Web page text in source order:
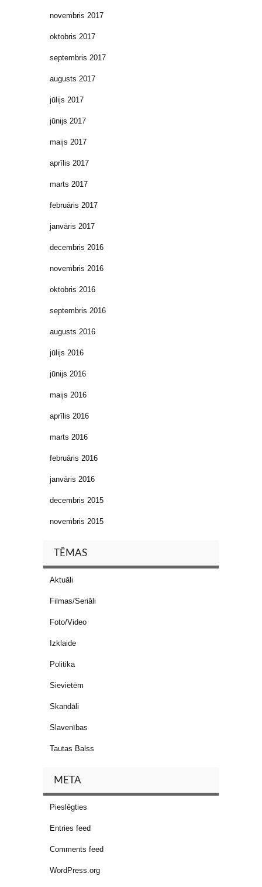
novembris 2017
oktobris 2017
septembris 2017
augusts 2017
jūlijs 2017
jūnijs 2017
maijs 2017
aprīlis 2017
marts 2017
februāris 2017
janvāris 2017
decembris 2016
novembris 2016
oktobris 2016
septembris 2016
augusts 2016
jūlijs 2016
jūnijs 2016
maijs 2016
aprīlis 2016
marts 2016
februāris 2016
janvāris 2016
decembris 2015
novembris 2015
TĒMAS
Aktuāli
Filmas/Seriāli
Foto/Video
Izklaide
Politika
Sievietēm
Skandāli
Slavenības
Tautas Balss
META
Pieslēgties
Entries feed
Comments feed
WordPress.org